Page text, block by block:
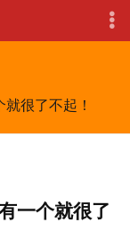
很了不起！
一个就很了